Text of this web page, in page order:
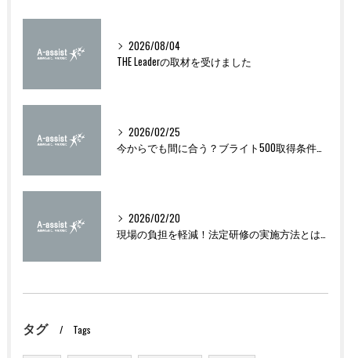
2026/08/04
THE Leaderの取材を受けました
2026/02/25
今からでも間に合う？ブライト500取得条件をわかりやすく解説
2026/02/20
タグ Tags